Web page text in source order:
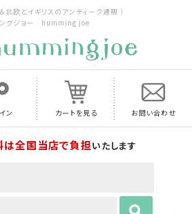
北欧とイギリスのアンティーク通販｜
ングジョー humming joe
ン カートを見る お問い合わせ
全国当店で負担いたします